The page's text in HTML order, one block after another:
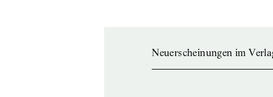
Neuerscheinungen im